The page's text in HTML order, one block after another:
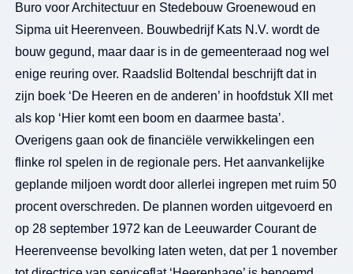
Buro voor Architectuur en Stedebouw Groenewoud en
Sipma uit Heerenveen. Bouwbedrijf Kats N.V. wordt de
bouw gegund, maar daar is in de gemeenteraad nog wel
enige reuring over. Raadslid Boltendal beschrijft dat in
zijn boek ‘De Heeren en de anderen’ in hoofdstuk XII met
als kop ‘Hier komt een boom en daarmee basta’.
Overigens gaan ook de financiële verwikkelingen een
flinke rol spelen in de regionale pers. Het aanvankelijke
geplande miljoen wordt door allerlei ingrepen met ruim 50
procent overschreden. De plannen worden uitgevoerd en
op 28 september 1972 kan de Leeuwarder Courant de
Heerenveense bevolking laten weten, dat per 1 november